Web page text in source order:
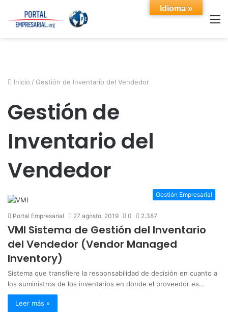
Inicio / Gestión de Inventario del Vendedor
Gestión de
Inventario del
Vendedor
Gestión Empresarial
Portal Empresarial 27 agosto, 2019 0 2.387
VMI Sistema de Gestión del Inventario
del Vendedor (Vendor Managed
Inventory)
Sistema que transfiere la responsabilidad de decisión en cuanto a
los suministros de los inventarios en donde el proveedor es…
Leer más »
Idioma »